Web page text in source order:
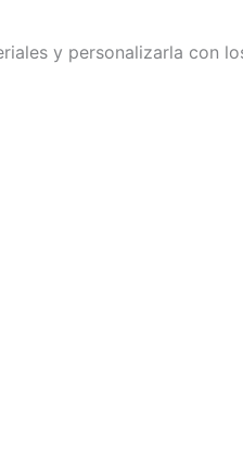
y personalizarla con